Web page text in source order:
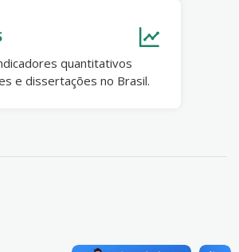
quantitativos
e dissertações no Brasil.